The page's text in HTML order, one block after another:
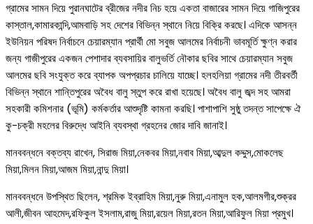
গ্রামের সামন দিয়ে পুরানঘাটের ব্রীজের নদীর নিচ হয়ে একতা বাজারের সামন দিয়ে গাজিপুরের
কাস্তাল,কামারকান্দি,আমবাড়ি সহ দেশের বিভিন্ন স্থানে নিয়ে বিক্রি করছে। এদিকে আসন্ন
ইউনিয়ন পরিষদ নির্বাচনে চেয়ারম্যান প্রার্থী মো সবুজ আলমের নির্বাচনী ভাবমূর্তি ক্ষুণ্ন করার
জন্য গাজীপুরের একজন পেশাদার ব্যবসায়ির বালুভর্তি নৌকার ছবির সাথে চেয়ারম্যান সবুজ
আলমের ছবি সংযুক্ত করে ব্যাপক অপপ্রচার চালিয়ে যাচ্ছে। হলহলিয়া গ্রামের নদী তীরবর্তী
বিভিন্ন স্থানে শান্তিপুরের অবৈধ বালু স্তুপ করে রাখা হয়েছে। অবৈধ বালু জব্দ সহ আমরা
সহকারী কমিশনার (ভূমি) কর্মকর্তার আশুদৃষ্টি কামনা করছি। পাশাপাশি সুষ্ঠু তদন্ত সাপেক্ষে ঐ
কু-চক্রী মহলের বিরুদ্ধে আইনি ব্যবস্থা গ্রহনের জোর দাবি জানাই।
মানববন্ধনে বক্তব্য রাখেন, সিরাজ মিয়া,নেকবর মিয়া,নবাব মিয়া,আব্দুল কদ্দুস,মোকলেছ
মিয়া,মিলন মিয়া,আজম মিয়া,নান্দু মিয়া।
মানববন্ধনে উপস্থিত ছিলেন, শ্রমিক ইব্রাহিম মিয়া,নুরু মিয়া,এনামুল হক,আলমগীর,শুক্রর
আলী,জীবন আহমেদ,রফিকুল ইসলাম,রাজু মিয়া,রয়েল মিয়া,রতন মিয়া,আরিফুল মিয়া প্রমুখ।